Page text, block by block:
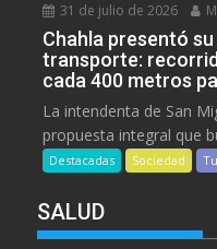
31 de julio de 2026
Chahla presentó
transporte:
cada 400 metros
La intendenta de San
propuesta integral que
Destacadas Sociedad
SALUD